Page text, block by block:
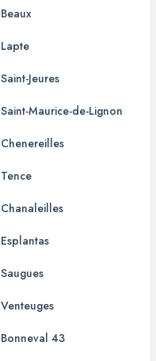
Beaux
Lapte
Saint-Jeures
Saint-Maurice-de-Lignon
Chenereilles
Tence
Chanaleilles
Esplantas
Saugues
Venteuges
Bonneval 43